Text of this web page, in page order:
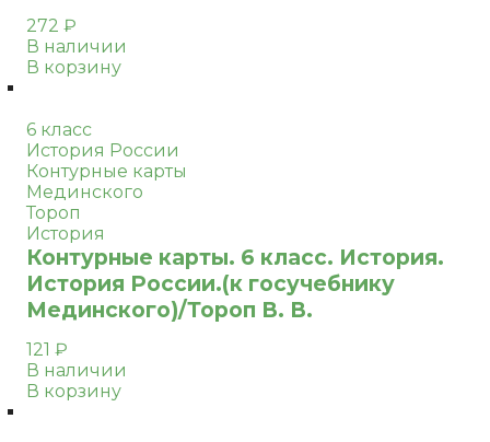
272 ₽
В наличии
В корзину
6 класс
История России
Контурные карты
Мединского
Тороп
История
Контурные карты. 6 класс. История.
История России.(к госучебнику
Мединского)/Тороп В. В.
121 ₽
В наличии
В корзину